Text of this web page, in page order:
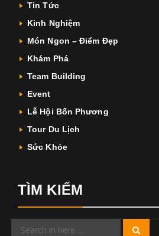
Tin Tức
Kinh Nghiệm
Món Ngon – Điểm Đẹp
Khám Phá
Team Building
Event
Lễ Hội Bốn Phương
Tour Du Lịch
Sức Khỏe
TÌM KIẾM